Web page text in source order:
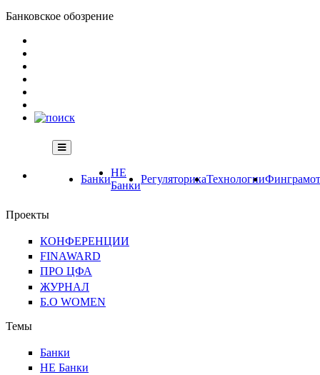
Банковское обозрение
Банки
НЕ
Банки
РегуляторикаТехнологии
Проекты
КОНФЕРЕНЦИИ
FINAWARD
ПРО ЦФА
ЖУРНАЛ
Б.О WOMEN
Темы
Банки
НЕ Банки